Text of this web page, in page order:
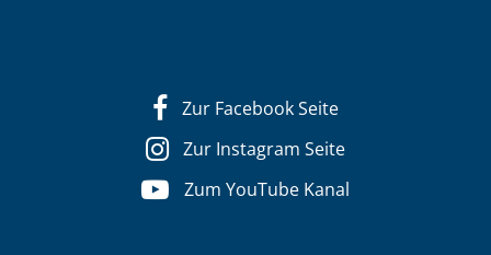
Zur Facebook Seite
Zur Instagram Seite
Zum YouTube Kanal